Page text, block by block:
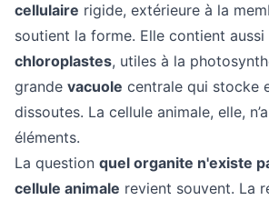
cellulaire rigide, extérieure à la
soutient la forme. Elle contient aussi
chloroplastes, utiles à la
grande vacuole centrale qui stocke
dissoutes. La cellule animale, elle,
éléments.
La question quel organite n'existe
cellule animale revient souvent. La